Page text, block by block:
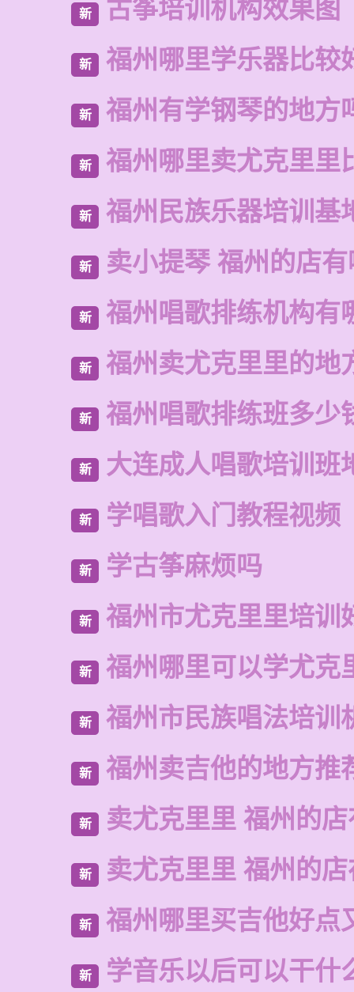
新 古筝培训机构效果图
新 福州哪里学乐器比较
新 福州有学钢琴的地方
新 福州哪里卖尤克里里
新 福州民族乐器培训基
新 卖小提琴 福州的店
新 福州唱歌排练机构有
新 福州卖尤克里里的地
新 福州唱歌排练班多少
新 大连成人唱歌培训班
新 学唱歌入门教程视频
新 学古筝麻烦吗
新 福州市尤克里里培训
新 福州哪里可以学尤克
新 福州市民族唱法培训
新 福州卖吉他的地方推
新 卖尤克里里 福州的
新 卖尤克里里 福州的
新 福州哪里买吉他好点
新 学音乐以后可以干什